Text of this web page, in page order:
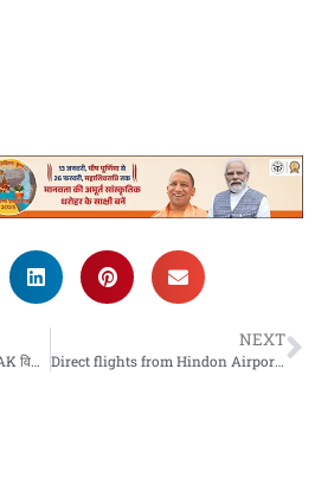
No entry for PAK Planes : PAK विमानों की नो एंट्री… मोदी सरकार का बड़ा फैसला
NEXT
Direct flights from Hindon Airport : एनसीआर से पटना और बनारस जाना हुआ आसान, हिंडन एयरपोर्ट से सीधी उड़ान